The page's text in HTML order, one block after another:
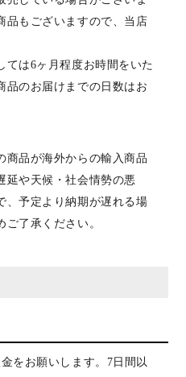
品もございますので、当店
ては6ヶ月程度お時間をいた
品のお届けまでの日数はお
商品が海外からの輸入商品
延や天候・社会情勢の悪
、予定より納期が遅れる場
了承ください。
をお願いします。7日間以